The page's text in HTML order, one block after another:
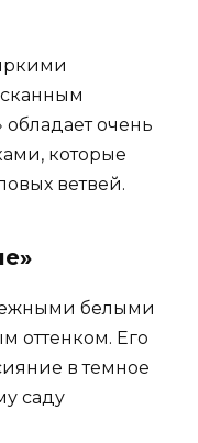
очень
которые
ветвей.
белыми
оттенком. Его
в темное
саду